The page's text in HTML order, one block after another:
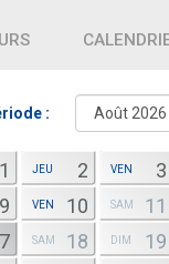
:
1 JEU 2 VEN 3
9 VEN 10 SAM 11
SAM 18 DIM 19